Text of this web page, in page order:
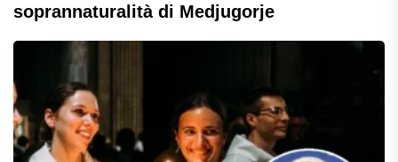
soprannaturalità di Medjugorje